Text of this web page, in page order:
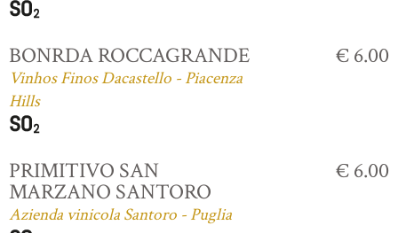
BONRDA ROCCAGRANDE
Vinhos Finos Dacastello - Piacenza
Hills
€ 6.00
PRIMITIVO SAN
MARZANO SANTORO
Azienda vinicola Santoro - Puglia
€ 6.00